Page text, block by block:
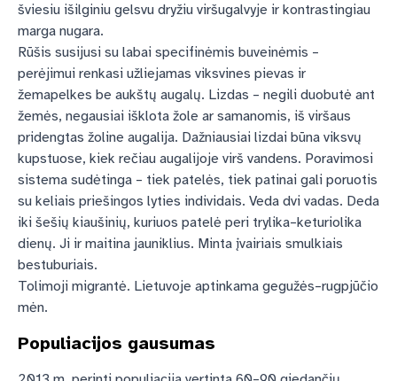
šviesiu išilginiu gelsvu dryžiu viršugalvyje ir kontrastingiau
marga nugara.
Rūšis susijusi su labai specifinėmis buveinėmis –
perėjimui renkasi užliejamas viksvines pievas ir
žemapelkes be aukštų augalų. Lizdas – negili duobutė ant
žemės, negausiai išklota žole ar samanomis, iš viršaus
pridengtas žoline augalija. Dažniausiai lizdai būna viksvų
kupstuose, kiek rečiau augalijoje virš vandens. Poravimosi
sistema sudėtinga – tiek patelės, tiek patinai gali poruotis
su keliais priešingos lyties individais. Veda dvi vadas. Deda
iki šešių kiaušinių, kuriuos patelė peri trylika–keturiolika
dienų. Ji ir maitina jauniklius. Minta įvairiais smulkiais
bestuburiais.
Tolimoji migrantė. Lietuvoje aptinkama gegužės–rugpjūčio
mėn.
Populiacijos gausumas